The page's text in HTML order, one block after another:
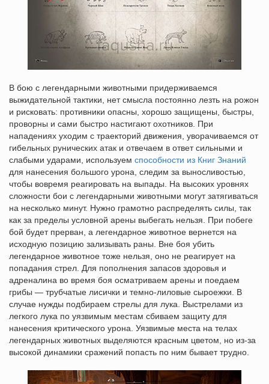
В бою с легендарными животными придерживаемся
выжидательной тактики, нет смысла постоянно лезть на рожон
и рисковать: противники опасны, хорошо защищены, быстры,
проворны и сами быстро настигают охотников. При
нападениях уходим с траекторий движения, уворачиваемся от
гибельных рунических атак и отвечаем в ответ сильными и
слабыми ударами, используем способности из Книг Знаний
для нанесения большого урона, следим за выносливостью,
чтобы вовремя реагировать на выпады. На высоких уровнях
сложности бои с легендарными животными могут затягиваться
на несколько минут. Нужно грамотно распределять силы, так
как за пределы условной арены выбегать нельзя. При побеге
бой будет прерван, а легендарное животное вернется на
исходную позицию зализывать раны. Вне боя убить
легендарное животное тоже нельзя, оно не реагирует на
попадания стрел. Для пополнения запасов здоровья и
адреналина во время боя осматриваем арены и поедаем
грибы — трубчатые лисички и темно-лиловые сыроежки. В
случае нужды подбираем стрелы для лука. Выстрелами из
легкого лука по уязвимым местам сбиваем защиту для
нанесения критического урона. Уязвимые места на телах
легендарных животных выделяются красным цветом, но из-за
высокой динамики сражений попасть по ним бывает трудно.